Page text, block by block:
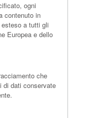
ogni
contenuto in
a tutti gli
Europea e dello
che
di dati conservate